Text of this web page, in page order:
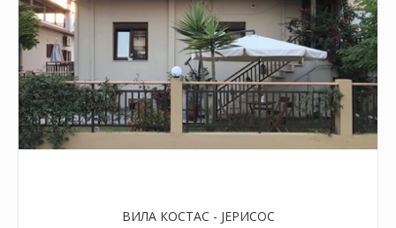
ВИЛА КОСТАС - ЈЕРИСОС